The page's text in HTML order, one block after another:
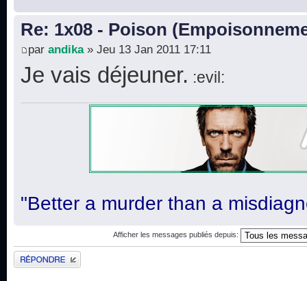
Re: 1x08 - Poison
par andika» Jeu 13 Jan 2011 17:11
Je vais déjeuner. :evil:
"Better a murder than a
Afficher les messages publiés depuis:
Publier une réponse